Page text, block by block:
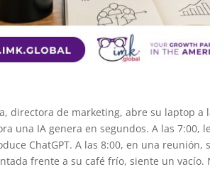
directora de marketing, abre su laptop a
una IA genera en segundos. A las 7:00,
ChatGPT. A las 8:00, en una
frente a su café frío, siente un vacío.